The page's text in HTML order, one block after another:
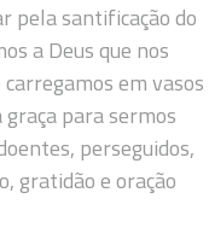
pela santificação do
a Deus que nos
em vasos
graça para sermos
perseguidos,
gratidão e oração